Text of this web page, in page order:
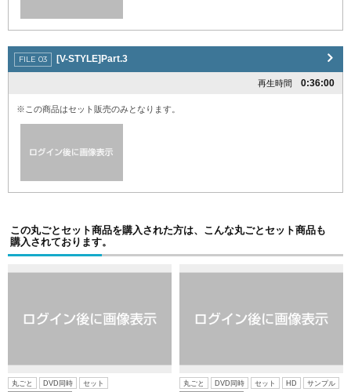
[V-STYLE]Part.3
再生時間 0:36:00
※この商品はセット販売のみとなります。
この丸ごとセット商品を購入された方は、こんな丸ごとセット商品も
購入されております。
丸ごと DVD同時
セット
丸ごと DVD同時 セット HD
サンプル